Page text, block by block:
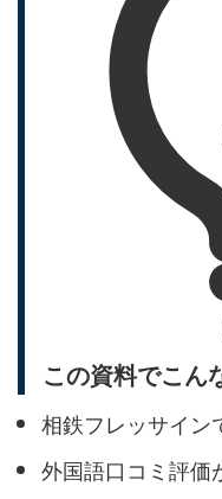
この資料でこん
相鉄フレッサイン
外国語口コミ評価